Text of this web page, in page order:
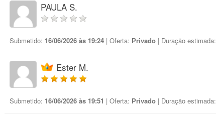
PAULA S.
Submetido: 16/06/2026 às 19:24 | Oferta: Privado | Duração estimada:
Ester M.
Submetido: 16/06/2026 às 19:51 | Oferta: Privado | Duração estimada: